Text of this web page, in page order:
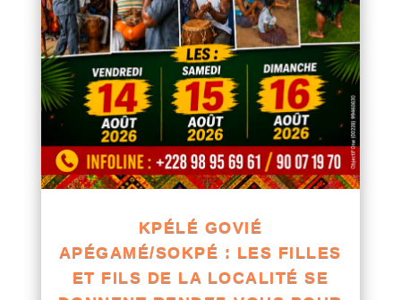
KPÉLÉ GOVIÉ
APÉGAMÉ/SOKPÉ : LES FILLES
ET FILS DE LA LOCALITÉ SE